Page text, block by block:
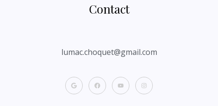
Contact
lumac.choquet@gmail.com